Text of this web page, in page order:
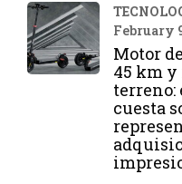
February
Motor
45 km y
terreno:
cuesta